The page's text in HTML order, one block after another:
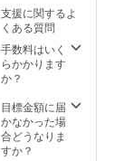
の上お
越しく
ださい
ませ。
730HO
ンスタ
グラム☟
https://
www.in
店やお
土産屋
さんが
立ち並
ぶエリ
石垣島
を遊び
尽くす
のに最
合、現
地まで
の旅費
交通費
はご負
さいま
せ。 ※
納品に
はお時
支援に関するよ
くある質問
手数料はいく
らかかります
か？
目標金額に届
かなかった場
合どうなりま
すか？